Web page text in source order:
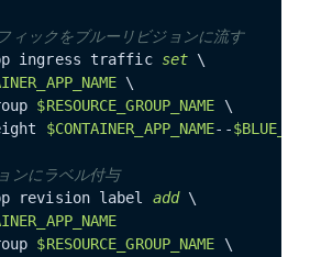
ィックをブルーリビジョンに流す
ingress traffic set \
\
$RESOURCE_GROUP_NAME \
$CONTAINER_APP_NAME--
ンにラベル付与
revision label add \
$RESOURCE_GROUP_NAME \